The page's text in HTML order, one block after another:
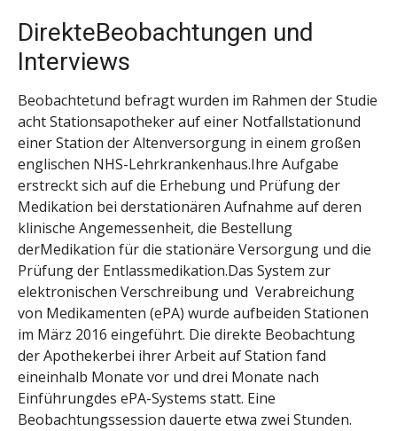
DirekteBeobachtungen und
Interviews
Beobachtetund befragt wurden im Rahmen der Studie
acht Stationsapotheker auf einer Notfallstationund
einer Station der Altenversorgung in einem großen
englischen NHS-Lehrkrankenhaus.Ihre Aufgabe
erstreckt sich auf die Erhebung und Prüfung der
Medikation bei derstationären Aufnahme auf deren
klinische Angemessenheit, die Bestellung
derMedikation für die stationäre Versorgung und die
Prüfung der Entlassmedikation.Das System zur
elektronischen Verschreibung und Verabreichung
von Medikamenten (ePA) wurde aufbeiden Stationen
im März 2016 eingeführt. Die direkte Beobachtung
der Apothekerbei ihrer Arbeit auf Station fand
eineinhalb Monate vor und drei Monate nach
Einführungdes ePA-Systems statt. Eine
Beobachtungssession dauerte etwa zwei Stunden.